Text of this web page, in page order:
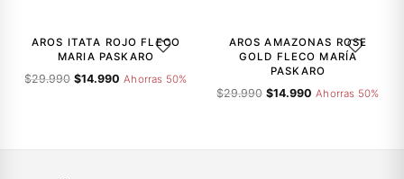
$39.990.
$31.990.
era:
$29.990.
es:
$14.990.
AGREGAR A LA LISTA DE DESEOS
AROS ITATA ROJO FLECO
MARIA PASKARO
$29.990
El
$14.990
El
Ahorras 50%
AGREGAR
AROS AMAZONAS ROSE
GOLD FLECO MARÍA
PASKARO
$29.990
El
$14.990
El
Ahorras 50%